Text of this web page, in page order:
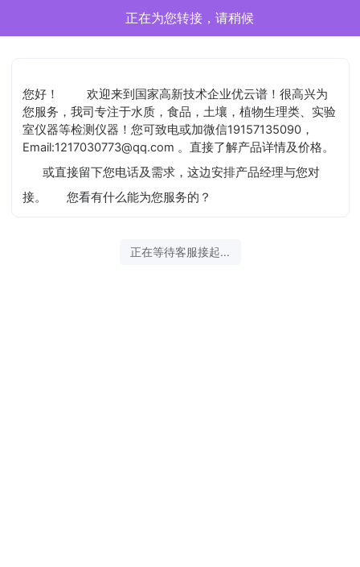
正在为您转接，请稍候
您好！
欢迎来到国家高新技术企业优云谱！很高兴为
您服务，我司专注于水质，食品，土壤，植物生理类、实验
室仪器等检测仪器！您可致电或加微信19157135090，
Email:1217030773@qq.com 。直接了解产品详情及价格。
或直接留下您电话及需求，这边安排产品经理与您对
接。
您看有什么能为您服务的？
正在等待客服接起...